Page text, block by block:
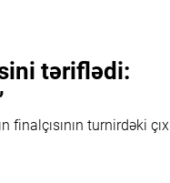
təriflədi:
turnirdəki